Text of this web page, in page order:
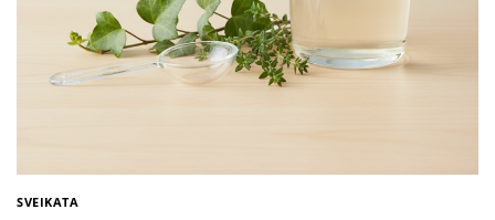
SVEIKATA